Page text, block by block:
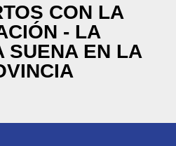
CON LA
- LA
SUENA EN LA